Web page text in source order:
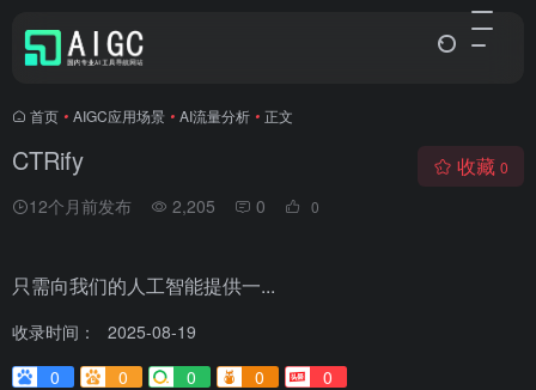
首页 • AIGC应用场景 • AI流量分析 • 正文
CTRify
12个月前发布 2,205 0 0
收藏 0
只需向我们的人工智能提供一...
收录时间：
2025-08-19
0
0 0 0 0